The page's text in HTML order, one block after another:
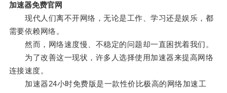
加速器免费官网
现代人们离不开网络，无论是工作、学习还是娱乐，都
需要依赖网络。
然而，网络速度慢、不稳定的问题却一直困扰着我们。
为了改善这一现状，许多人选择使用加速器来提高网络
连接速度。
加速器24小时免费版是一款性价比极高的网络加速工